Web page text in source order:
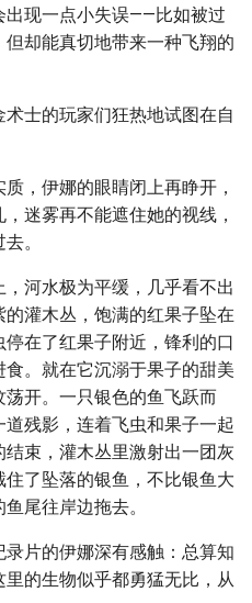
出现一点小失误——比如被过
却能真切地带来一种飞翔的
士的玩家们狂热地试图在自
，伊娜的眼睛闭上再睁开，
迷雾再不能遮住她的视线，
。
河水极为平缓，几乎看不出
灌木丛，饱满的红果子坠在
在了红果子附近，锋利的口
。就在它沉溺于果子的甜美
开。一只银色的鱼飞跃而
残影，连着飞虫和果子一起
束，灌木丛里激射出一团灰
了坠落的银鱼，不比银鱼大
尾往岸边拖去。
片的伊娜深有感触：总算知
的生物似乎都勇猛无比，从